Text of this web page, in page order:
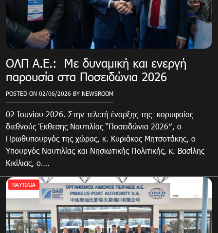
ΟΛΠ Α.Ε.: Με δυναμική και ενεργή
παρουσία στα Ποσειδώνια 2026
POSTED ON 02/06/2026 BY NEWSROOM
02 Ιουνίου 2026. Στην τελετή έναρξης της κορυφαίας
διεθνούς Έκθεσης Ναυτιλίας “Ποσειδώνια 2026″, ο
Πρωθυπουργός της χώρας, κ. Κυριάκος Μητσοτάκης, ο
Υπουργός Ναυτιλίας και Νησιωτικής Πολιτικής, κ. Βασίλης
Κικίλιας, ο….
ΝΑΥΤΙΛΙΑ